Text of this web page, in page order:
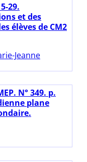
29.
et des
élèves de CM2
Jeanne
N° 349. p.
plane